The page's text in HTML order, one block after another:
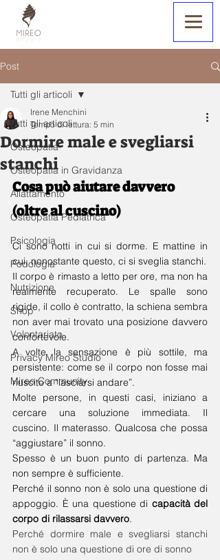
Post
Tutti gli articoli
Osteopatia
Osteopatia in Gravidanza
Allattamento
Osteopatia Pediatrica
Psicologia
Podologia
Nutrizione
Shop
Volontariato
Privacy Mireo Studio
Mireo Community
Tutti gli articoli
Dormire male e svegliarsi
stanchi
Irene Menchini
Tempo di lettura: 5 min
Cosa può aiutare davvero
(oltre al cuscino)
Ci sono notti in cui si dorme. E mattine in
cui, nonostante questo, ci si sveglia stanchi.
Il corpo è rimasto a letto per ore, ma non ha
realmente recuperato. Le spalle sono
rigide, il collo è contratto, la schiena sembra
non aver mai trovato una posizione davvero
confortevole.
A volte la sensazione è più sottile, ma
persistente: come se il corpo non fosse mai
riuscito a “lasciarsi andare”.
Molte persone, in questi casi, iniziano a
cercare una soluzione immediata. Il
cuscino. Il materasso. Qualcosa che possa
“aggiustare” il sonno.
Spesso è un buon punto di partenza. Ma
non sempre è sufficiente.
Perché il sonno non è solo una questione di
appoggio. È una questione di capacità del
corpo di rilassarsi davvero.
Perché dormire male e svegliarsi stanchi
non è solo una questione di ore di sonno